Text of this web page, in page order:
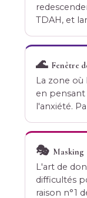
TDAH, et
🌊 Fenêtre
La zone
en
l'anxiété.
🎭 Masking
L'art de
difficultés
raison n°1